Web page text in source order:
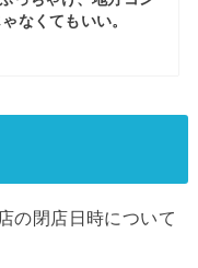
なくてもいい。
の閉店日時について